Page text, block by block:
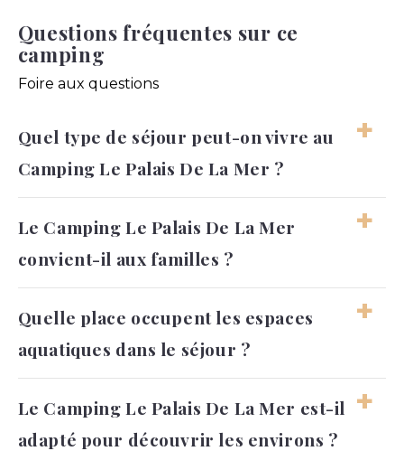
Questions fréquentes sur ce
camping
Foire aux questions
Quel type de séjour peut-on vivre au
Camping Le Palais De La Mer ?
plus reposant selon les envies. On peut
alterner facilement baignade, loisirs, sorties et
Le Camping Le Palais De La Mer
convient-il aux familles ?
loisirs disponibles permettent aux familles de
profiter d’un séjour agréable. Les enfants
Quelle place occupent les espaces
aquatiques dans le séjour ?
journée, entre jeux, détente et baignade.
L’eau apporte une vraie dynamique aux
Le Camping Le Palais De La Mer est-il
adapté pour découvrir les environs ?